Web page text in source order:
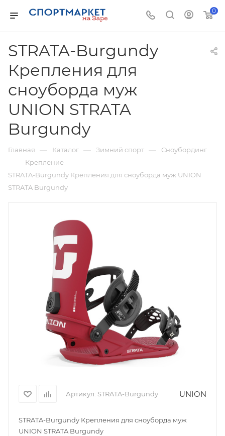
0
STRATA-Burgundy
Крепления для
сноуборда муж
UNION STRATA
Burgundy
Главная — Каталог — Зимний спорт — Сноубординг
— Крепление —
STRATA-Burgundy Крепления для сноуборда муж UNION
STRATA Burgundy
Артикул: STRATA-Burgundy UNION
STRATA-Burgundy Крепления для сноуборда муж
UNION STRATA Burgundy